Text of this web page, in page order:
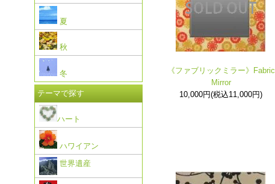
《ファブリックミラー》Fabric
Mirror
10,000円(税込11,000円)
夏
秋
冬
テーマで探す
ハート
ハワイアン
世界遺産